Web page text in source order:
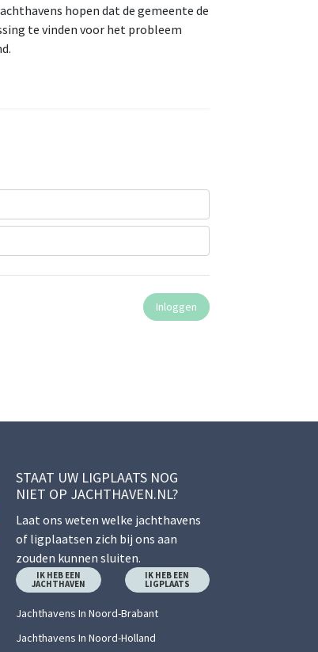
hopen dat de gemeente de
te vinden voor het probleem
STAAT UW LIGPLAATS NOG
NIET OP JACHTHAVEN.NL?
Laat ons weten welke jachthavens
of ligplaatsen zich bij ons aan
zouden kunnen sluiten.
IK HEB EEN
JACHTHAVEN
IK HEB EEN
LIGPLAATS
Jachthavens In Noord-Brabant
Jachthavens In Noord-Holland